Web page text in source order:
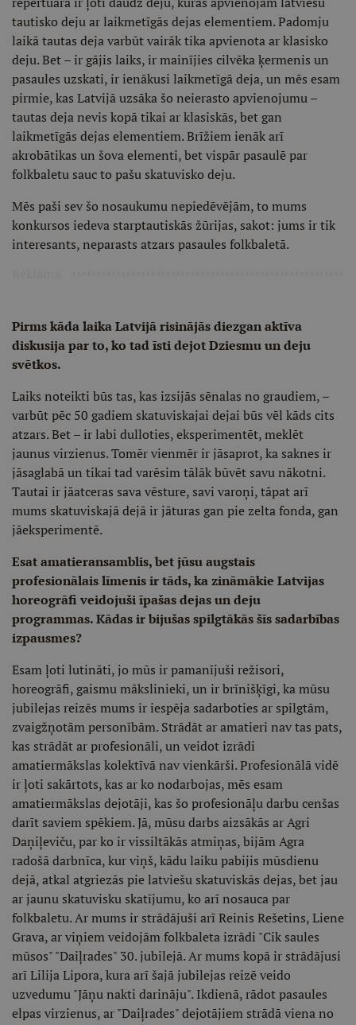
tautisko deju ar laikmetīgās dejas elementiem. Padomju
laikā tautas deja varbūt vairāk tika apvienota ar klasisko
deju. Bet – ir gājis laiks, ir mainījies cilvēka ķermenis un
pasaules uzskati, ir ienākusi laikmetīgā deja, un mēs esam
pirmie, kas Latvijā uzsāka šo neierasto apvienojumu –
tautas deja nevis kopā tikai ar klasiskās, bet gan
laikmetīgās dejas elementiem. Brīžiem ienāk arī
akrobātikas un šova elementi, bet vispār pasaulē par
folkbaletu sauc to pašu skatuvisko deju.
Mēs paši sev šo nosaukumu nepiedēvējām, to mums
konkursos iedeva starptautiskās žūrijas, sakot: jums ir tik
interesants, neparasts atzars pasaules folkbaletā.
Pirms kāda laika Latvijā risinājās diezgan aktīva
diskusija par to, ko tad īsti dejot Dziesmu un deju
svētkos.
Laiks noteikti būs tas, kas izsijās sēnalas no graudiem, –
varbūt pēc 50 gadiem skatuviskajai dejai būs vēl kāds cits
atzars. Bet – ir labi dulloties, eksperimentēt, meklēt
jaunus virzienus. Tomēr vienmēr ir jāsaprot, ka saknes ir
jāsaglabā un tikai tad varēsim tālāk būvēt savu nākotni.
Tautai ir jāatceras sava vēsture, savi varoņi, tāpat arī
mums skatuviskajā dejā ir jāturas gan pie zelta fonda, gan
jāeksperimentē.
Esat amatieransamblis, bet jūsu augstais
profesionālais līmenis ir tāds, ka zināmākie Latvijas
horeogrāfi veidojuši īpašas dejas un deju
programmas. Kādas ir bijušas spilgtākās šīs sadarbības
izpausmes?
Esam ļoti lutināti, jo mūs ir pamanījuši režisori,
horeogrāfi, gaismu mākslinieki, un ir brīnišķīgi, ka mūsu
jubilejas reizēs mums ir iespēja sadarboties ar spilgtām,
zvaigžņotām personībām. Strādāt ar amatieri nav tas pats,
kas strādāt ar profesionāli, un veidot izrādi
amatiermākslas kolektīvā nav vienkārši. Profesionālā vidē
ir ļoti sakārtots, kas ar ko nodarbojas, mēs esam
amatiermākslas dejotāji, kas šo profesionāļu darbu cenšas
darīt saviem spēkiem. Jā, mūsu darbs aizsākās ar Agri
Daņiļeviču, par ko ir vissiltākās atmiņas, bijām Agra
radošā darbnīca, kur viņš, kādu laiku pabijis mūsdienu
dejā, atkal atgriezās pie latviešu skatuviskās dejas, bet jau
ar jaunu skatuvisku skatījumu, ko arī nosauca par
folkbaletu. Ar mums ir strādājuši arī Reinis Rešetins, Liene
Grava, ar viņiem veidojām folkbaleta izrādi "Cik saules
mūsos" "Daiļrades" 30. jubilejā. Ar mums kopā ir strādājusi
arī Lilija Lipora, kura arī šajā jubilejas reizē veido
uzvedumu "Jāņu nakti darināju". Ikdienā, rādot pasaules
elpas virzienus, ar "Daiļrades" dejotājiem strādā viena no